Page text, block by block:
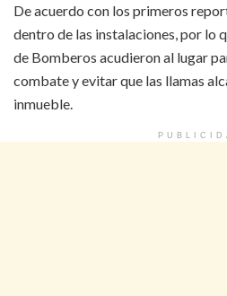
De acuerdo con los primeros
dentro de las instalaciones, por lo
de Bomberos acudieron al lugar
combate y evitar que las llamas
inmueble.